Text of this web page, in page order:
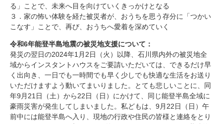
る」ことで、未来へ目を向けていくきっかけとなる
３．家の怖い体験を経た被災者が、おうちを思う存分に「つかい
こなす」ことで、再び、おうちへ愛着を深めていく
令和6年能登半島地震の被災地支援について：
発災の翌日の2024年1 月 2日（火）以降、石川県内外の被災地全
域からインスタントハウスをご要請いただいては、できるだけ早
く出向き、一日でも一時間でも早く少しでも快適な生活をお送り
いただけますよう動いてまいりました。とても悲しいことに、同
年9 月 21 日（土）から22日（日）にかけて、同じ能登半島全域に
豪雨災害が発生してしまいました。私どもは、 9 月 22日（日）午
前中には能登半島へ入り、現地の行政や住民の皆様と連絡をとり